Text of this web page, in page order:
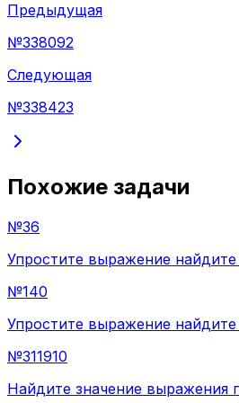
Предыдущая
№338092
Следующая
№338423
Похожие задачи
№36
Упростите выражение
№140
Упростите выражение
№311910
Найдите значение выражения